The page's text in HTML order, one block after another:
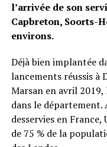
l’arrivée de son
Capbreton, Soorts-
environs.
Déjà bien implantée
lancements réussis à
Marsan en avril
dans le département.
desservies en
de 75 % de la